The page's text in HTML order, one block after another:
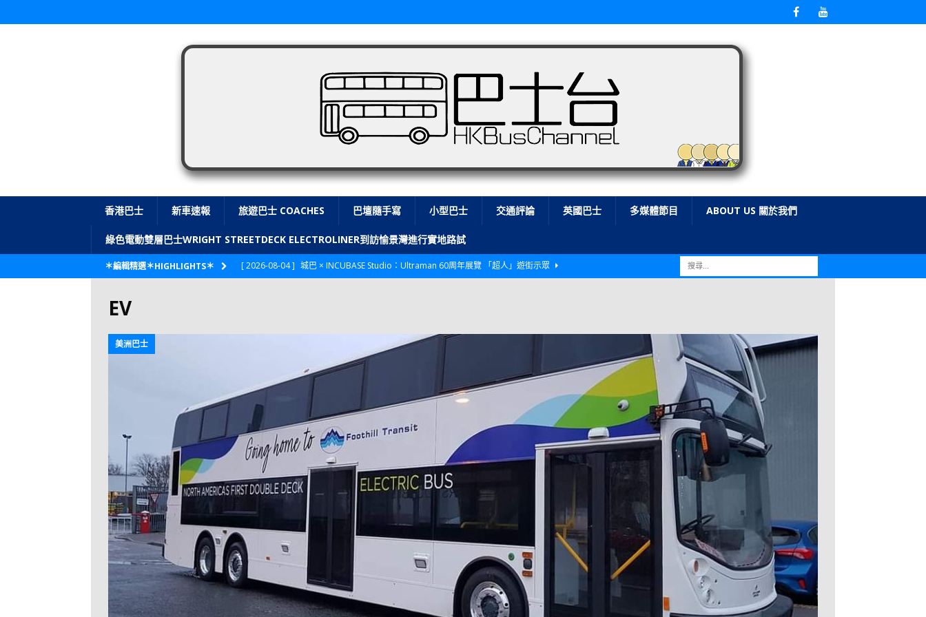
香港巴士 新車速報 旅遊巴士 COACHES 巴壇隨手寫 小型巴士 交通評論 英國巴士 多媒體節目 ABOUT US 關於我們
綠色電動雙層巴士WRIGHT STREETDECK ELECTROLINER到訪愉景灣進行實地路試
＊編輯精選＊HIGHLIGHTS＊ [ 2026-08-04 ] 城巴 × INCUBASE Studio：Ultraman 60周年展覽 「超人」遊街示眾
LONGWIN 九巴及龍運
【新車速報】第一部 410PS 規格宇通旅遊巴士 – 榮利「樂園快線」仕様
新車速報
[ 2026-07-23 ]
【電車】究竟幾幅插畫係為乜過唔到審批？
[ 2026-07-22 ] 【輕鐵】痴卡哇列車2026年暑假陪大家搭「輕鐵發現號」旅遊專綫
MTR 港鐵
[ 2026-07-07 ] VOLVO 全新電動巴士 BERL 樣板車抵港
[ 2026-07-05 ]
美國國慶250，貼部電車慶祝，準備禮物叫人任影
電車
校巴終於第一滴血了
巴壇隨手寫
[ 2026-06-23 ]
【纜車】昂坪360正式開展20周年慶典 玩轉「日與夜」好時光
MTR 港
鐵
[ 2026-06-22 ]
Adidas FIFA 世界盃 The Yard 巴士巡遊 CITYBUS 城巴
EV
美洲巴士